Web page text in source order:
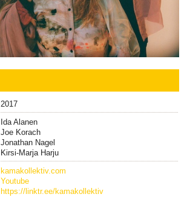
2017
Ida Alanen
Joe Korach
Jonathan Nagel
Kirsi-Marja Harju
kamakollektiv.com
Youtube
https://linktr.ee/kamakollektiv